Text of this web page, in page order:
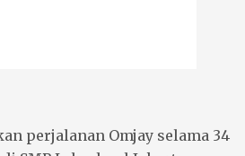
perjalanan Omjay selama 34